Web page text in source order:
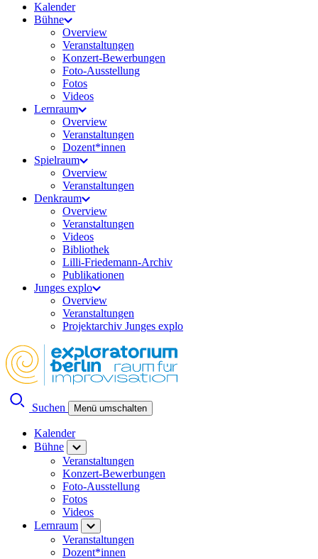
Kalender
Bühne
Overview
Veranstaltungen
Konzert-Bewerbungen
Foto-Ausstellung
Fotos
Videos
Lernraum
Overview
Veranstaltungen
Dozent*innen
Spielraum
Overview
Veranstaltungen
Denkraum
Overview
Veranstaltungen
Videos
Bibliothek
Lilli-Friedemann-Archiv
Publikationen
Junges explo
Overview
Veranstaltungen
Projektarchiv Junges explo
Suchen Menü umschalten
Kalender
Bühne
Veranstaltungen
Konzert-Bewerbungen
Foto-Ausstellung
Fotos
Videos
Lernraum
Veranstaltungen
Dozent*innen